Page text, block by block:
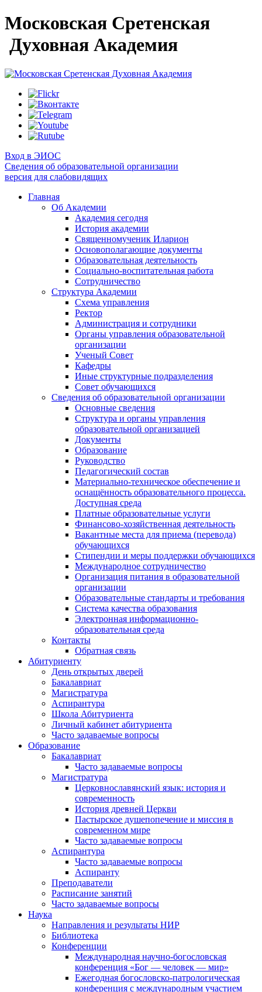
Московская Сретенская
Духовная Академия
Вход в ЭИОС
Сведения об образовательной организации
версия для слабовидящих
Главная
Об Академии
Академия сегодня
История академии
Священномученик Иларион
Основополагающие документы
Образовательная деятельность
Социально-воспитательная работа
Сотрудничество
Структура Академии
Схема управления
Ректор
Администрация и сотрудники
Органы управления образовательной
организации
Ученый Совет
Кафедры
Иные структурные подразделения
Совет обучающихся
Сведения об образовательной организации
Основные сведения
Структура и органы управления
образовательной организацией
Документы
Образование
Руководство
Педагогический состав
Материально-техническое обеспечение и
оснащённость образовательного процесса.
Доступная среда
Платные образовательные услуги
Финансово-хозяйственная деятельность
Вакантные места для приема (перевода)
обучающихся
Стипендии и меры поддержки обучающихся
Международное сотрудничество
Организация питания в образовательной
организации
Образовательные стандарты и требования
Система качества образования
Электронная информационно-
образовательная среда
Контакты
Обратная связь
Абитуриенту
День открытых дверей
Бакалавриат
Магистратура
Аспирантура
Школа Абитуриента
Личный кабинет абитуриента
Часто задаваемые вопросы
Образование
Бакалавриат
Часто задаваемые вопросы
Магистратура
Церковнославянский язык: история и
современность
История древней Церкви
Пастырское душепопечение и миссия в
современном мире
Часто задаваемые вопросы
Аспирантура
Часто задаваемые вопросы
Аспиранту
Преподаватели
Расписание занятий
Часто задаваемые вопросы
Наука
Направления и результаты НИР
Библиотека
Конференции
Международная научно-богословская
конференция «Бог — человек — мир»
Ежегодная богословско-патрологическая
конференция с международным участием